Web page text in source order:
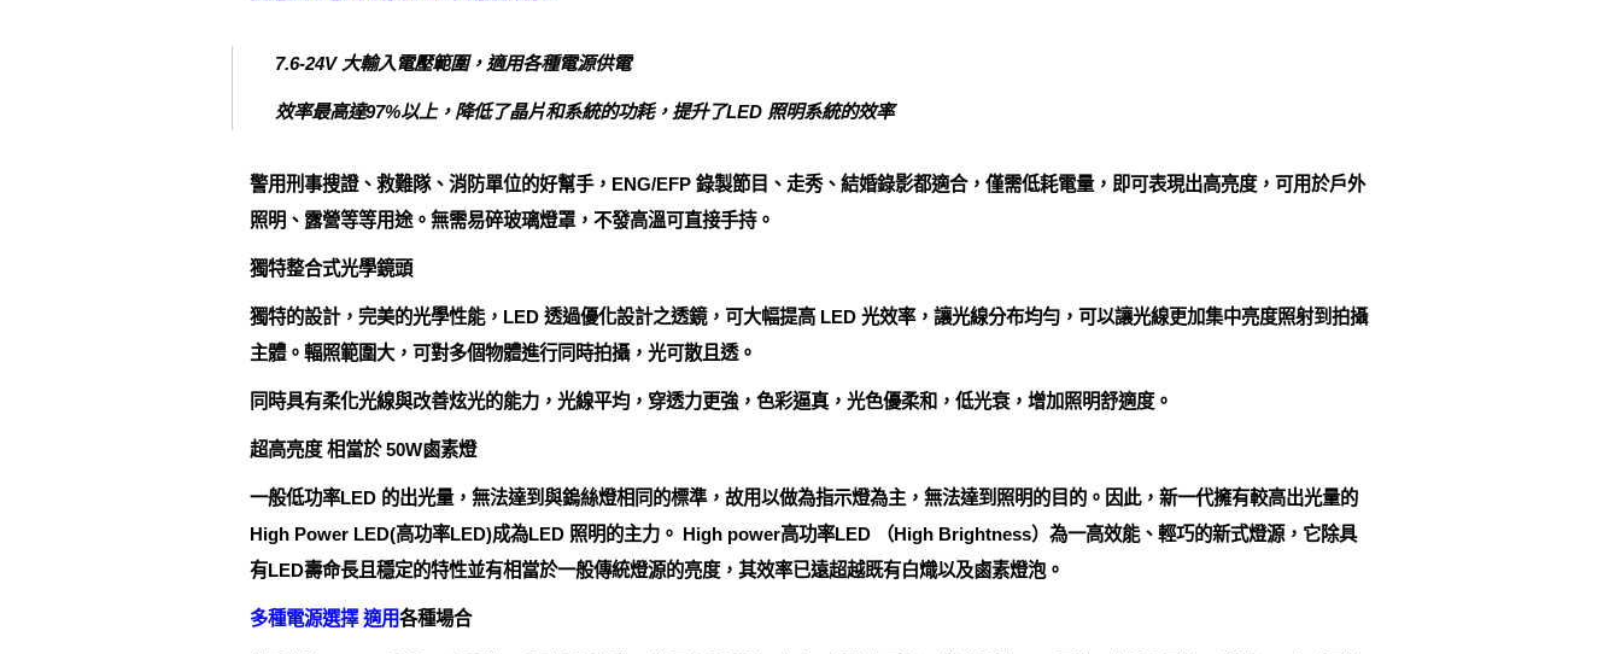
7.6-24V 大輸入電壓範圍，適用各種電源供電
效率最高達97%以上，降低了晶片和系統的功耗，提升了LED 照明系統的效率
警用刑事搜證、救難隊、消防單位的好幫手，ENG/EFP 錄製節目、走秀、結婚錄影都適合，僅需低耗電量，即可表現出高亮度，可用於戶外
照明、露營等等用途。無需易碎玻璃燈罩，不發高溫可直接手持。
獨特整合式光學鏡頭
獨特的設計，完美的光學性能，LED 透過優化設計之透鏡，可大幅提高 LED 光效率，讓光線分布均勻，可以讓光線更加集中亮度照射到拍攝
主體。輻照範圍大，可對多個物體進行同時拍攝，光可散且透。
同時具有柔化光線與改善炫光的能力，光線平均，穿透力更強，色彩逼真，光色優柔和，低光衰，增加照明舒適度。
超高亮度 相當於 50W鹵素燈
一般低功率LED 的出光量，無法達到與鎢絲燈相同的標準，故用以做為指示燈為主，無法達到照明的目的。因此，新一代擁有較高出光量的
High Power LED(高功率LED)成為LED 照明的主力。 High power高功率LED （High Brightness）為一高效能、輕巧的新式燈源，它除具
有LED壽命長且穩定的特性並有相當於一般傳統燈源的亮度，其效率已遠超越既有白熾以及鹵素燈泡。
多種電源選擇 適用各種場合